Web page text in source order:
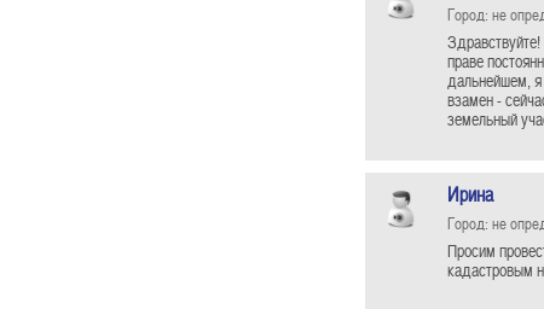
Город: не
праве
дальнейшем, я
взамен -
земельный
Ирина
Город: не
Просим
кадастровым